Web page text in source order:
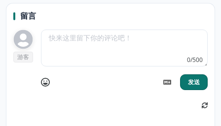
留言
游客 0/500
发送